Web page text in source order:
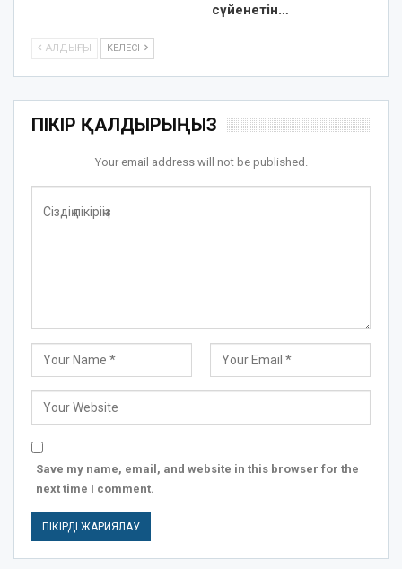
сүйенетін…
АЛДЫҢҒЫ КЕЛЕСІ
ПІКІР ҚАЛДЫРЫҢЫЗ
Your email address will not be published.
Save my name, email, and website in this browser for the
next time I comment.